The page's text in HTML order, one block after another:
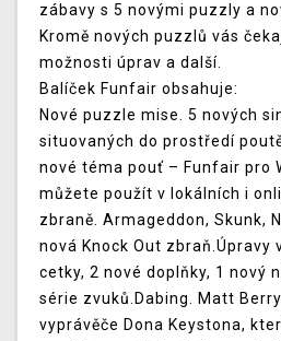
zábavy s 5 novými puzzly a
Kromě nových puzzlů vás
možnosti úprav a další.
Balíček Funfair obsahuje:
Nové puzzle mise. 5 nových
situovaných do prostředí
nové téma pouť – Funfair pro
můžete použít v lokálních i
zbraně. Armageddon, Skunk,
nová Knock Out zbraň.Úpravy
cetky, 2 nové doplňky, 1 nový
série zvuků.Dabing. Matt
vyprávěče Dona Keystona,